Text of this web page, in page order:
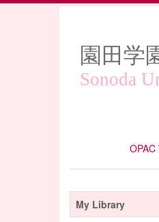
園田学
Sonoda
OPAC
My Library